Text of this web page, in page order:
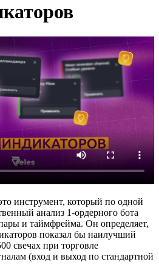
инструмент, который по одной
анализ 1-ордерного бота
и таймфрейма. Он определяет,
показал бы наилучший
свечах при торговле
(вход и выход по стандартной